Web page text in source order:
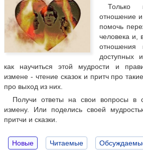
Только
отношение
помочь
человека и,
доступных
как научиться этой мудрости и
измене - чтение сказок и притч про
про выход из них.
Получи ответы на свои вопросы в
измену. Или поделись своей
притчи и сказки.
Новые Читаемые